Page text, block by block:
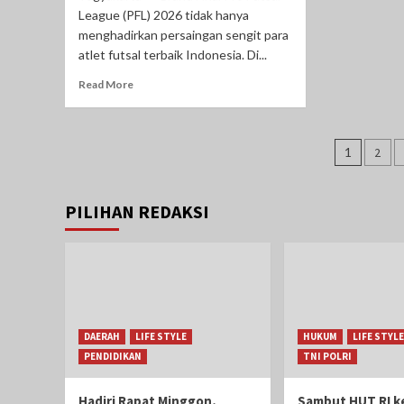
League (PFL) 2026 tidak hanya
menghadirkan persaingan sengit para
atlet futsal terbaik Indonesia. Di...
Read More
1 2
PILIHAN REDAKSI
DAERAH
LIFE STYLE
PENDIDIKAN
HUKUM
LIFE STYLE
TNI POLRI